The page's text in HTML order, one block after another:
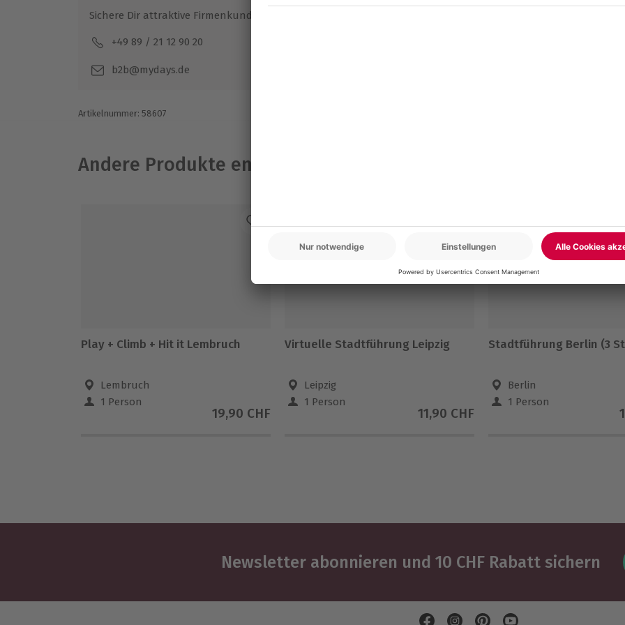
Sichere Dir attraktive Firmenkunden Vorteile.
+49 89 / 21 12 90 20
b2b@mydays.de
Artikelnummer: 58607
Andere Produkte entdecken
Play + Climb + Hit it Lembruch
Lembruch
1 Person
19,90 CHF
Virtuelle Stadtführung Leipzig
Leipzig
1 Person
11,90 CHF
Stadtführung Berlin (3
Berlin
1 Person
Newsletter abonnieren und 10 CHF Rabatt sichern